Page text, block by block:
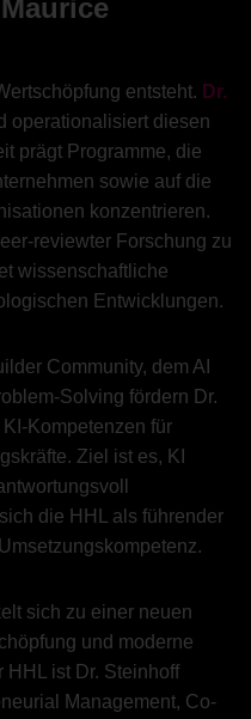
entsteht. Dr.
operationalisiert diesen
prägt Programme, die
sowie auf die
konzentrieren.
reviewter Forschung zu
wissenschaftliche
Entwicklungen.
Community, dem AI
Solving fördern Dr.
Kompetenzen für
Ziel ist es, KI
die HHL als führender
sich zu einer neuen
und moderne
HHL ist Dr. Steinhoff
Management, Co-